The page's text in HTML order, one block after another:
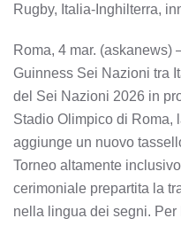
Rugby, Italia-Inghilterra,
Roma, 4 mar. (askanews)
Guinness Sei Nazioni tra
del Sei Nazioni 2026 in
Stadio Olimpico di Roma,
aggiunge un nuovo
Torneo altamente
cerimoniale prepartita la
nella lingua dei segni.